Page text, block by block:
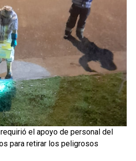
el apoyo de personal del
para retirar los peligrosos